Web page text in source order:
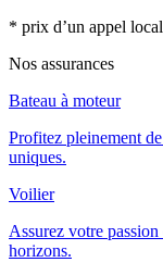
* prix d’un appel local
Nos assurances
Bateau à moteur
Profitez pleinement
uniques.
Voilier
Assurez votre
horizons.